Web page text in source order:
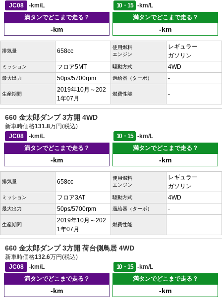
JC08
-km/L 10・15
-km/L
満タンでどこまで走る？
-km
満タンでどこまで走る？
-km
排気量 658cc
使用燃料
エンジン
レギュラー
ガソリン
ミッション フロア5MT 駆動方式 4WD
最大出力 50ps/5700rpm 過給器（ターボ） -
生産期間
2019年10月～202
1年07月
燃費性能 -
660 金太郎ダンプ 3方開 4WD
新車時価格131.8万円(税込)
JC08
-km/L 10・15
-km/L
満タンでどこまで走る？
-km
満タンでどこまで走る？
-km
排気量 658cc
使用燃料
エンジン
レギュラー
ガソリン
ミッション フロア3AT 駆動方式 4WD
最大出力 50ps/5700rpm 過給器（ターボ） -
生産期間
2019年10月～202
1年07月
燃費性能 -
660 金太郎ダンプ 3方開 荷台側鳥居 4WD
新車時価格132.6万円(税込)
JC08
-km/L 10・15
-km/L
満タンでどこまで走る？
-km
満タンでどこまで走る？
-km